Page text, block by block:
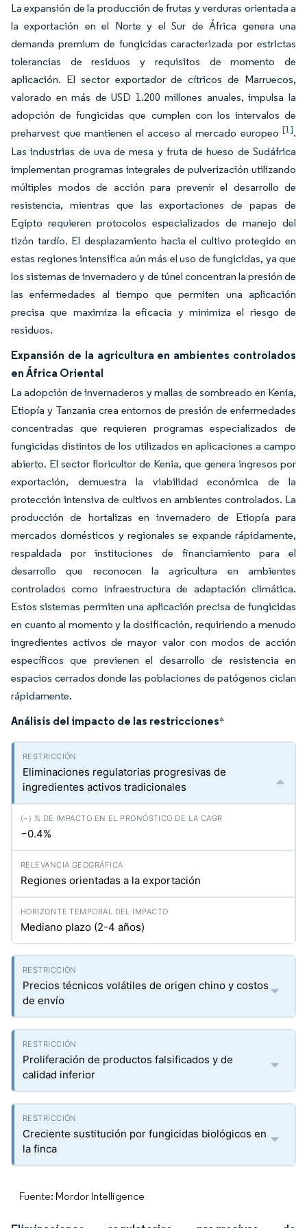
La expansión de la producción de frutas y verduras orientada a
la exportación en el Norte y el Sur de África genera una
demanda premium de fungicidas caracterizada por estrictas
tolerancias de residuos y requisitos de momento de
aplicación. El sector exportador de cítricos de Marruecos,
valorado en más de USD 1.200 millones anuales, impulsa la
adopción de fungicidas que cumplen con los intervalos de
preharvest que mantienen el acceso al mercado europeo [1].
Las industrias de uva de mesa y fruta de hueso de Sudáfrica
implementan programas integrales de pulverización utilizando
múltiples modos de acción para prevenir el desarrollo de
resistencia, mientras que las exportaciones de papas de
Egipto requieren protocolos especializados de manejo del
tizón tardío. El desplazamiento hacia el cultivo protegido en
estas regiones intensifica aún más el uso de fungicidas, ya que
los sistemas de invernadero y de túnel concentran la presión de
las enfermedades al tiempo que permiten una aplicación
precisa que maximiza la eficacia y minimiza el riesgo de
residuos.
Expansión de la agricultura en ambientes controlados
en África Oriental
La adopción de invernaderos y mallas de sombreado en Kenia,
Etiopía y Tanzania crea entornos de presión de enfermedades
concentradas que requieren programas especializados de
fungicidas distintos de los utilizados en aplicaciones a campo
abierto. El sector floricultor de Kenia, que genera ingresos por
exportación, demuestra la viabilidad económica de la
protección intensiva de cultivos en ambientes controlados. La
producción de hortalizas en invernadero de Etiopía para
mercados domésticos y regionales se expande rápidamente,
respaldada por instituciones de financiamiento para el
desarrollo que reconocen la agricultura en ambientes
controlados como infraestructura de adaptación climática.
Estos sistemas permiten una aplicación precisa de fungicidas
en cuanto al momento y la dosificación, requiriendo a menudo
ingredientes activos de mayor valor con modos de acción
específicos que previenen el desarrollo de resistencia en
espacios cerrados donde las poblaciones de patógenos ciclan
rápidamente.
Análisis del impacto de las restricciones*
Eliminaciones regulatorias progresivas de
ingredientes activos tradicionales
−0.4%
Regiones orientadas a la exportación
Mediano plazo (2-4 años)
Precios técnicos volátiles de origen chino y costos
de envío
Proliferación de productos falsificados y de
calidad inferior
Creciente sustitución por fungicidas biológicos en
la finca
Fuente: Mordor Intelligence